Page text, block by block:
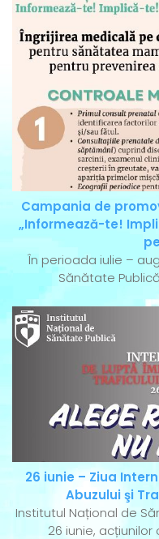
Campania de
„Informează-te!
În perioada iulie –
Sănătate
26 iunie – Ziua
Abuzului şi
Institutul Național de
26 iunie,